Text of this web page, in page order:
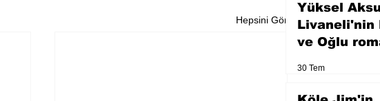
Hepsini Gör
Yüksel
Livaneli'nin
ve Oğlu
30 Tem